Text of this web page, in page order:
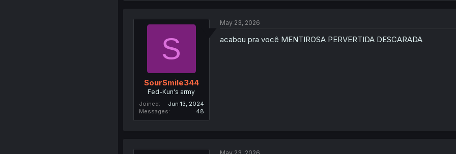
S
SourSmile344
Fed-Kun's army
Joined
Jun 13, 2024
Messages
48
May 23, 2026
acabou pra você MENTIROSA PERVERTIDA DESCARADA